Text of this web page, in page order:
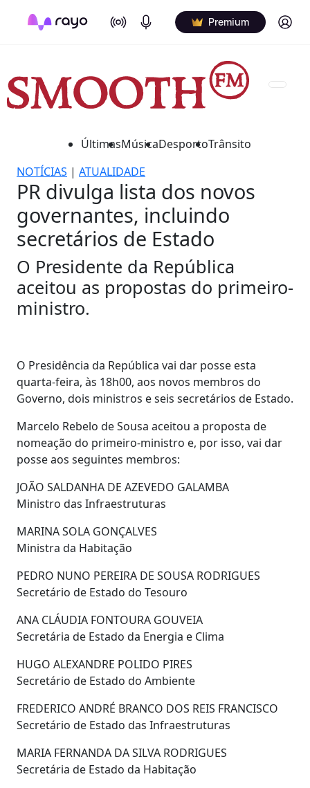
On Air Podcasts Premium Log in
ÚltimasMúsicaDesportoTrânsito
NOTÍCIAS | ATUALIDADE
PR divulga lista dos novos
governantes, incluindo
secretários de Estado
O Presidente da República
aceitou as propostas do primeiro-
ministro.
O Presidência da República vai dar posse esta
quarta-feira, às 18h00, aos novos membros do
Governo, dois ministros e seis secretários de Estado.
Marcelo Rebelo de Sousa aceitou a proposta de
nomeação do primeiro-ministro e, por isso, vai dar
posse aos seguintes membros:
JOÃO SALDANHA DE AZEVEDO GALAMBA
Ministro das Infraestruturas
MARINA SOLA GONÇALVES
Ministra da Habitação
PEDRO NUNO PEREIRA DE SOUSA RODRIGUES
Secretário de Estado do Tesouro
ANA CLÁUDIA FONTOURA GOUVEIA
Secretária de Estado da Energia e Clima
HUGO ALEXANDRE POLIDO PIRES
Secretário de Estado do Ambiente
FREDERICO ANDRÉ BRANCO DOS REIS FRANCISCO
Secretário de Estado das Infraestruturas
MARIA FERNANDA DA SILVA RODRIGUES
Secretária de Estado da Habitação